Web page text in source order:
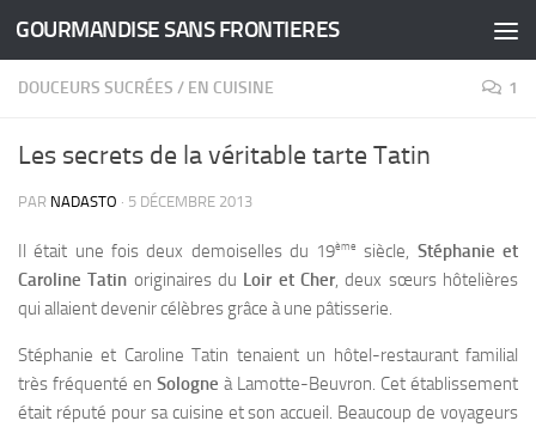
Skip to content
GOURMANDISE SANS FRONTIERES
DOUCEURS SUCRÉES / EN CUISINE 1
Les secrets de la véritable tarte Tatin
PAR NADASTO · 5 DÉCEMBRE 2013
Il était une fois deux demoiselles du 19ème siècle, Stéphanie et
Caroline Tatin originaires du Loir et Cher, deux sœurs hôtelières
qui allaient devenir célèbres grâce à une pâtisserie.
Stéphanie et Caroline Tatin tenaient un hôtel-restaurant familial
très fréquenté en Sologne à Lamotte-Beuvron. Cet établissement
était réputé pour sa cuisine et son accueil. Beaucoup de voyageurs